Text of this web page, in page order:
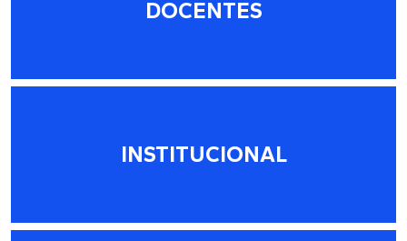
DOCENTES
INSTITUCIONAL